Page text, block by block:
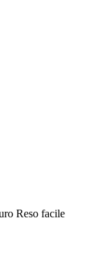
Reso facile